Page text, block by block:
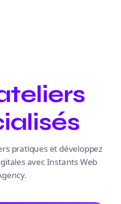
pratiques et développez
avec Instants Web